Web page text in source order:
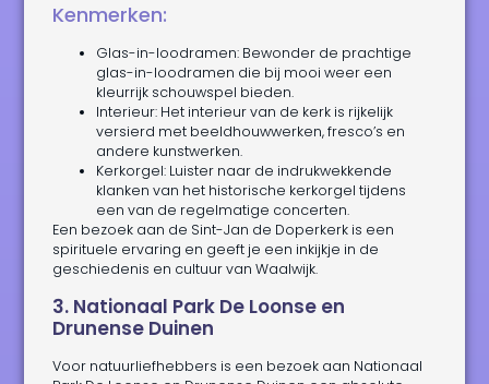
Kenmerken:
Glas-in-loodramen: Bewonder de prachtige
glas-in-loodramen die bij mooi weer een
kleurrijk schouwspel bieden.
Interieur: Het interieur van de kerk is rijkelijk
versierd met beeldhouwwerken, fresco’s en
andere kunstwerken.
Kerkorgel: Luister naar de indrukwekkende
klanken van het historische kerkorgel tijdens
een van de regelmatige concerten.
Een bezoek aan de Sint-Jan de Doperkerk is een
spirituele ervaring en geeft je een inkijkje in de
geschiedenis en cultuur van Waalwijk.
3. Nationaal Park De Loonse en
Drunense Duinen
Voor natuurliefhebbers is een bezoek aan Nationaal